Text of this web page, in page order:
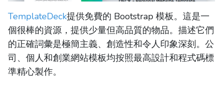
TemplateDeck提供免費的 Bootstrap 模板。這是一
個很棒的資源，提供少量但高品質的物品。描述它們
的正確詞彙是極簡主義、創造性和令人印象深刻。公
司、個人和創業網站模板均按照最高設計和程式碼標
準精心製作。